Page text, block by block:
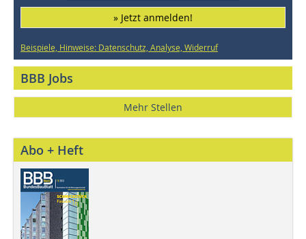
» Jetzt anmelden!
Beispiele, Hinweise: Datenschutz, Analyse, Widerruf
BBB Jobs
Mehr Stellen
Abo + Heft